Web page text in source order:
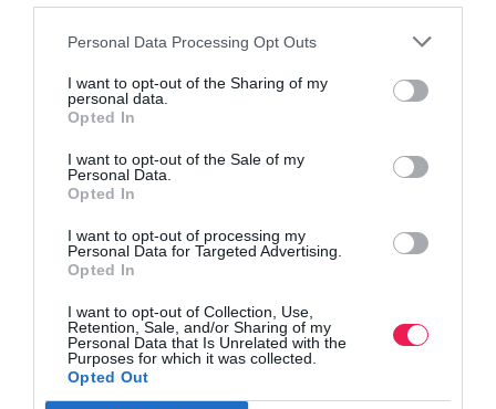
Personal Data Processing Opt Outs
I want to opt-out of the Sharing of my
personal data.
Opted In
I want to opt-out of the Sale of my
Personal Data.
Opted In
I want to opt-out of processing my
Personal Data for Targeted Advertising.
Opted In
I want to opt-out of Collection, Use,
Retention, Sale, and/or Sharing of my
Personal Data that Is Unrelated with the
Purposes for which it was collected.
Opted Out